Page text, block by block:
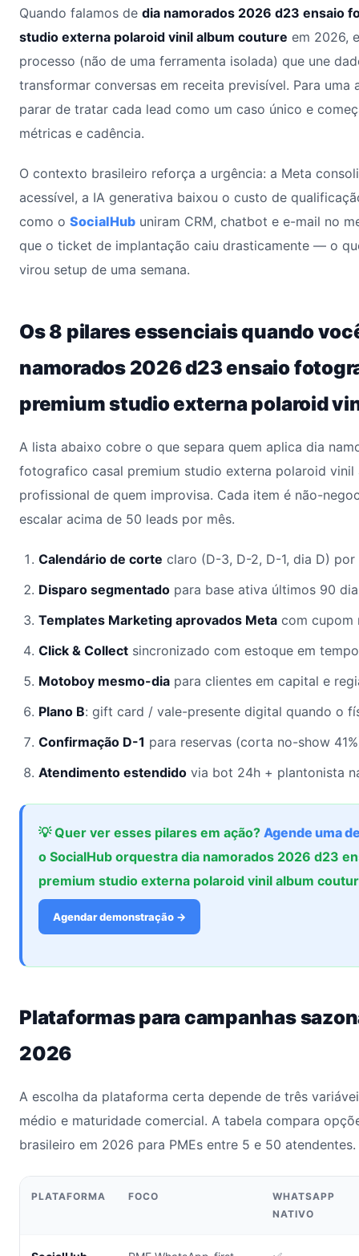
Quando falamos de dia namorados 2026 d23 ensaio
studio externa polaroid vinil album couture em 2026,
processo (não de uma ferramenta isolada) que une
transformar conversas em receita previsível. Para uma
parar de tratar cada lead como um caso único e
métricas e cadência.
O contexto brasileiro reforça a urgência: a Meta
acessível, a IA generativa baixou o custo de
como o SocialHub uniram CRM, chatbot e e-mail no
que o ticket de implantação caiu drasticamente — o
virou setup de uma semana.
Os 8 pilares essenciais quando
namorados 2026 d23 ensaio
premium studio externa polaroid
A lista abaixo cobre o que separa quem aplica dia
fotografico casal premium studio externa polaroid
profissional de quem improvisa. Cada item é não-
escalar acima de 50 leads por mês.
Calendário de corte claro (D-3, D-2, D-1, dia D)
Disparo segmentado para base ativa últimos 90
Templates Marketing aprovados Meta com cupom
Click & Collect sincronizado com estoque em
Motoboy mesmo-dia para clientes em capital e
Plano B: gift card / vale-presente digital quando o
Confirmação D-1 para reservas (corta no-show
Atendimento estendido via bot 24h + plantonista
💡 Quer ver esses pilares em ação? Agende uma
o SocialHub orquestra dia namorados 2026 d23
premium studio externa polaroid vinil album
Agendar demonstração →
Plataformas para campanhas
2026
A escolha da plataforma certa depende de três
médio e maturidade comercial. A tabela compara
brasileiro em 2026 para PMEs entre 5 e 50 atendentes.
PLATAFORMA FOCO
WHATSAPP
NATIVO